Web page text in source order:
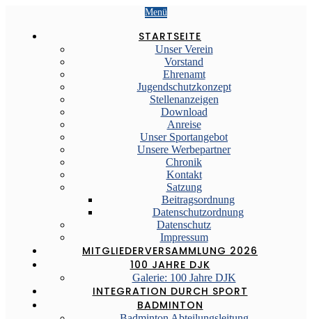
Menü
STARTSEITE
Unser Verein
Vorstand
Ehrenamt
Jugendschutzkonzept
Stellenanzeigen
Download
Anreise
Unser Sportangebot
Unsere Werbepartner
Chronik
Kontakt
Satzung
Beitragsordnung
Datenschutzordnung
Datenschutz
Impressum
MITGLIEDERVERSAMMLUNG 2026
100 JAHRE DJK
Galerie: 100 Jahre DJK
INTEGRATION DURCH SPORT
BADMINTON